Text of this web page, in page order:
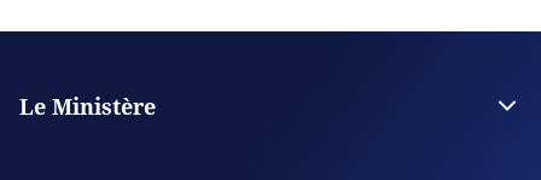
Le Ministère